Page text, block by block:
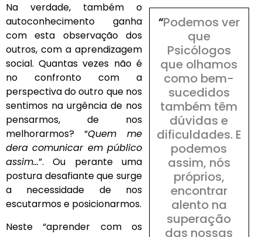
“Podemos ver
que
Psicólogos
que olhamos
como bem-
sucedidos
também têm
dúvidas e
dificuldades. E
podemos
assim, nós
próprios,
encontrar
alento na
superação
das nossas
Na verdade, também o
autoconhecimento ganha
com esta observação dos
outros, com a aprendizagem
social. Quantas vezes não é
no confronto com a
perspectiva do outro que nos
sentimos na urgência de nos
pensarmos, de nos
melhorarmos? “Quem me
dera comunicar em público
assim…”. Ou perante uma
postura desafiante que surge
a necessidade de nos
escutarmos e posicionarmos.
Neste “aprender com os